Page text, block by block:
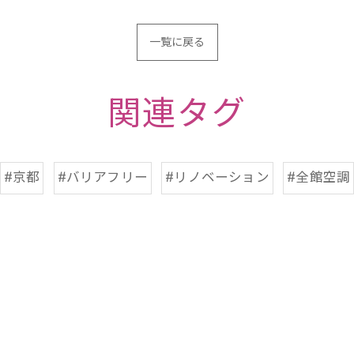
一覧に戻る
関連タグ
#京都 #バリアフリー #リノベーション #全館空調